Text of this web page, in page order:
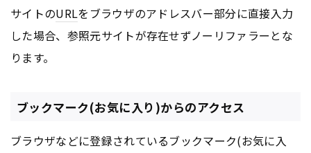
サイトのURLをブラウザのアドレスバー部分に直接入力
した場合、参照元サイトが存在せずノーリファラーとな
ります。
ブックマーク(お気に入り)からのアクセス
ブラウザなどに登録されているブックマーク(お気に入